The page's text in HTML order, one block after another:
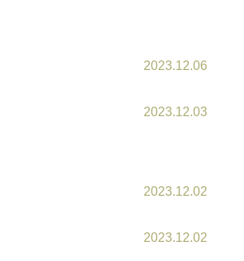
2023.12.06
2023.12.03
2023.12.02
2023.12.02